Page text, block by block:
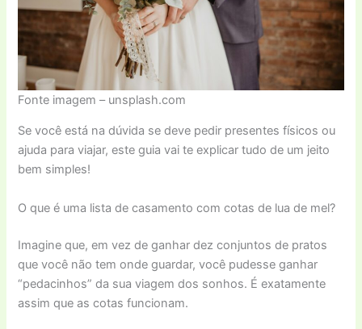
Fonte imagem – unsplash.com
Se você está na dúvida se deve pedir presentes físicos ou
ajuda para viajar, este guia vai te explicar tudo de um jeito
bem simples!
O que é uma lista de casamento com cotas de lua de mel?
Imagine que, em vez de ganhar dez conjuntos de pratos
que você não tem onde guardar, você pudesse ganhar
“pedacinhos” da sua viagem dos sonhos. É exatamente
assim que as cotas funcionam.